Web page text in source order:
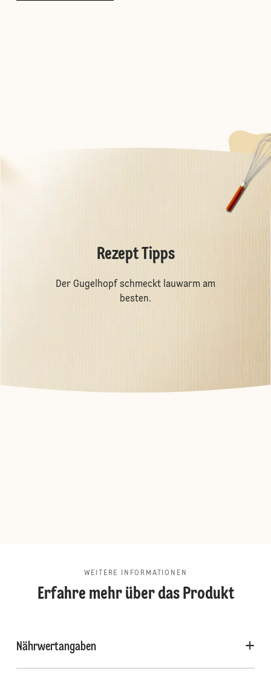
Rezept Tipps
Der Gugelhopf schmeckt lauwarm am
besten.
WEITERE INFORMATIONEN
Erfahre mehr über das Produkt
Nährwertangaben